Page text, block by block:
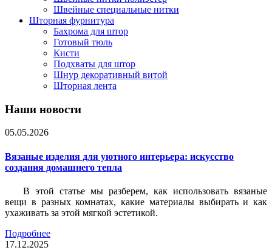
Швейные специальные нитки
Шторная фурнитура
Бахрома для штор
Готовый тюль
Кисти
Подхваты для штор
Шнур декоративный витой
Шторная лента
Наши новости
05.05.2026
Вязаные изделия для уютного интерьера: искусство
создания домашнего тепла
В этой статье мы разберем, как использовать вязаные
вещи в разных комнатах, какие материалы выбирать и как
ухаживать за этой мягкой эстетикой.
Подробнее
17.12.2025